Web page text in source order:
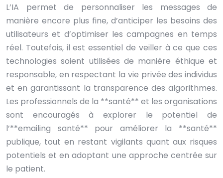
L’IA permet de personnaliser les messages de
manière encore plus fine, d’anticiper les besoins des
utilisateurs et d’optimiser les campagnes en temps
réel. Toutefois, il est essentiel de veiller à ce que ces
technologies soient utilisées de manière éthique et
responsable, en respectant la vie privée des individus
et en garantissant la transparence des algorithmes.
Les professionnels de la **santé** et les organisations
sont encouragés à explorer le potentiel de
l’**emailing santé** pour améliorer la **santé**
publique, tout en restant vigilants quant aux risques
potentiels et en adoptant une approche centrée sur
le patient.